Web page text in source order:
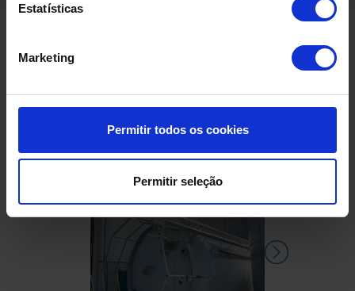
Estatísticas
Marketing
Permitir todos os cookies
Permitir seleção
Produtos Relacionados